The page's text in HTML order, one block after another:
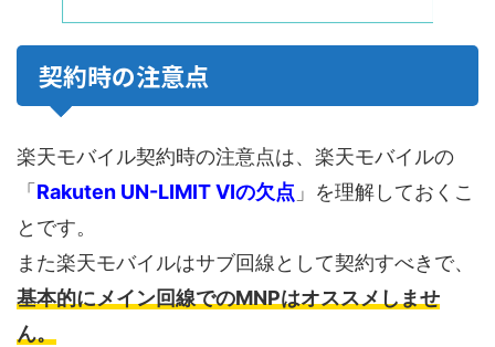
契約時の注意点
楽天モバイル契約時の注意点は、楽天モバイルの
「Rakuten UN-LIMIT VIの欠点 」を理解しておくこ
とです。
また楽天モバイルはサブ回線として契約すべきで、
基本的にメイン回線でのMNPはオススメしませ
ん。